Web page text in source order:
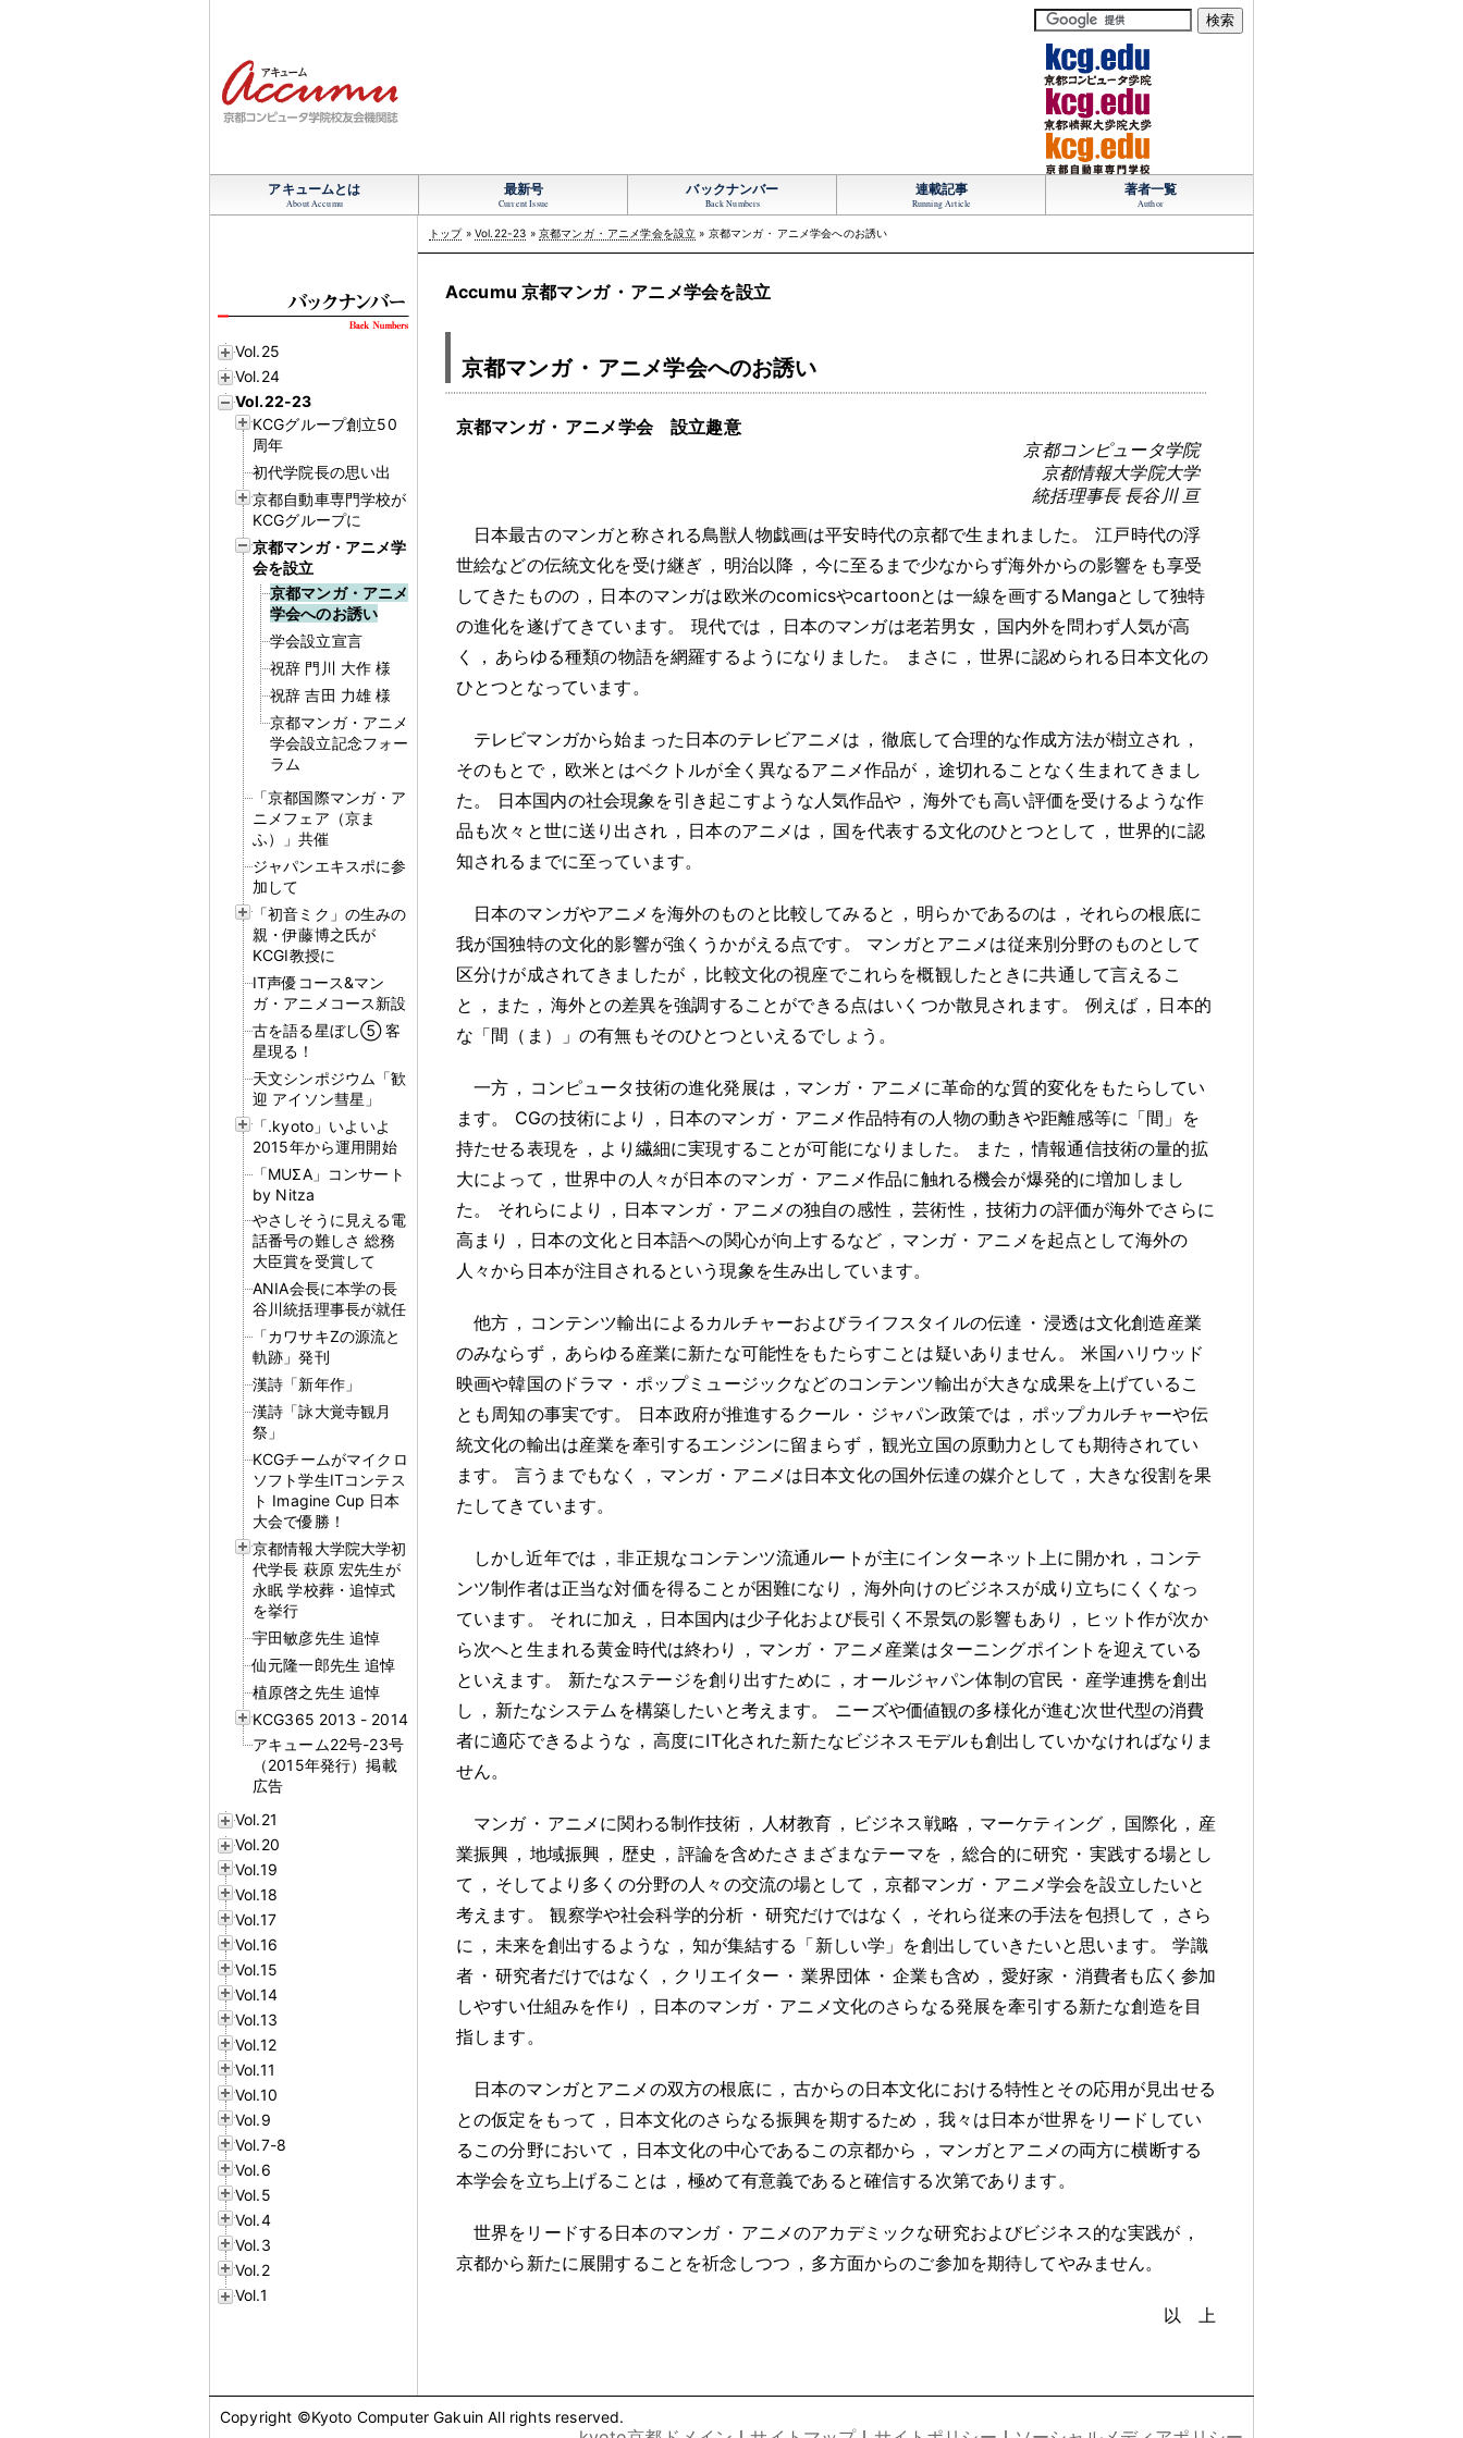
アキュームとは
About Accumu
最新号
Current Issue
バックナンバー
Back Numbers
連載記事
Running Article
著者一覧
Author
Vol.25
Vol.24
Vol.22-23
KCGグループ創立50
周年
初代学院長の思い出
京都自動車専門学校が
KCGグループに
京都マンガ・アニメ学
会を設立
京都マンガ・アニメ
学会へのお誘い
学会設立宣言
祝辞 門川 大作 様
祝辞 吉田 力雄 様
京都マンガ・アニメ
学会設立記念フォー
ラム
「京都国際マンガ・ア
ニメフェア（京ま
ふ）」共催
ジャパンエキスポに参
加して
「初音ミク」の生みの
親・伊藤博之氏が
KCGI教授に
IT声優コース&マン
ガ・アニメコース新設
古を語る星ぼし⑤ 客
星現る！
天文シンポジウム「歓
迎 アイソン彗星」
「.kyoto」いよいよ
2015年から運用開始
「MUΣA」コンサート
by Nitza
やさしそうに見える電
話番号の難しさ 総務
大臣賞を受賞して
ANIA会長に本学の長
谷川統括理事長が就任
「カワサキZの源流と
軌跡」発刊
漢詩「新年作」
漢詩「詠大覚寺観月
祭」
KCGチームがマイクロ
ソフト学生ITコンテス
ト Imagine Cup 日本
大会で優勝！
京都情報大学院大学初
代学長 萩原 宏先生が
永眠 学校葬・追悼式
を挙行
宇田敏彦先生 追悼
仙元隆一郎先生 追悼
植原啓之先生 追悼
KCG365 2013 - 2014
アキューム22号-23号
（2015年発行）掲載
広告
Vol.21
Vol.20
Vol.19
Vol.18
Vol.17
Vol.16
Vol.15
Vol.14
Vol.13
Vol.12
Vol.11
Vol.10
Vol.9
Vol.7-8
Vol.6
Vol.5
Vol.4
Vol.3
Vol.2
Vol.1
トップ» Vol.22-23 » 京都マンガ ・ アニメ学会を設立 » 京都マンガ ・ アニメ学会へのお誘い
Accumu 京都マンガ ・ アニメ学会を設立
京都マンガ・ アニメ学会へのお誘い
京都マンガ ・ アニメ学会 設立趣意
京都コンピュータ学院
京都情報大学院大学
統括理事長 長谷川 亘
日本最古のマンガと称される鳥獣人物戯画は平安時代の京都で生まれました。
江戸時代の浮
世絵などの伝統文化を受け継ぎ ， 明治以降 ， 今に至るまで少なからず海外からの影響をも享受
してきたものの ， 日本のマンガは欧米のcomicsやcartoonとは一線を画するMangaとして独特
の進化を遂げてきています。 現代では ， 日本のマンガは老若男女 ， 国内外を問わず人気が高
く
， あらゆる種類の物語を網羅するようになりました。 まさに ， 世界に認められる日本文化の
ひとつとなっています。
テレビマンガから始まった日本のテレビアニメは ， 徹底して合理的な作成方法が樹立され ，
そのもとで ， 欧米とはベクトルが全く異なるアニメ作品が ， 途切れることなく生まれてきまし
た。 日本国内の社会現象を引き起こすような人気作品や ， 海外でも高い評価を受けるような作
品も次々と世に送り出され ， 日本のアニメは ， 国を代表する文化のひとつとして ， 世界的に認
知されるまでに至っています。
日本のマンガやアニメを海外のものと比較してみると ， 明らかであるのは ， それらの根底に
我が国独特の文化的影響が強くうかがえる点です。
マンガとアニメは従来別分野のものとして
区分けが成されてきましたが ， 比較文化の視座でこれらを概観したときに共通して言えるこ
と ， また ， 海外との差異を強調することができる点はいくつか散見されます。 例えば ， 日本的
な「間（ま）」の有無もそのひとつといえるでしょう 。
一方 ， コンピュータ技術の進化発展は ， マンガ ・ アニメに革命的な質的変化をもたらしてい
ます。 CGの技術により ， 日本のマンガ ・ アニメ作品特有の人物の動きや距離感等に「間」を
持たせる表現を ， より繊細に実現することが可能になりました。 また ， 情報通信技術の量的拡
大によって ， 世界中の人々が日本のマンガ ・ アニメ作品に触れる機会が爆発的に増加しまし
た。 それらにより ， 日本マンガ ・ アニメの独自の感性 ， 芸術性 ， 技術力の評価が海外でさらに
高まり
， 日本の文化と日本語への関心が向上するなど ， マンガ ・ アニメを起点として海外の
人々から日本が注目されるという現象を生み出しています。
他方 ， コンテンツ輸出によるカルチャーおよびライフスタイルの伝達 ・ 浸透は文化創造産業
のみならず ， あらゆる産業に新たな可能性をもたらすことは疑いありません。
米国ハリウッド
映画や韓国のドラマ ・ ポップミュージックなどのコンテンツ輸出が大きな成果を上げているこ
とも周知の事実です。 日本政府が推進するクール ・ ジャパン政策では ， ポップカルチャーや伝
統文化の輸出は産業を牽引するエンジンに留まらず ， 観光立国の原動力としても期待されてい
ます。 言うまでもなく ， マンガ ・ アニメは日本文化の国外伝達の媒介として ， 大きな役割を果
たしてきています。
しかし近年では ， 非正規なコンテンツ流通ルートが主にインターネット上に開かれ ， コンテ
ンツ制作者は正当な対価を得ることが困難になり
， 海外向けのビジネスが成り立ちにくくなっ
ています。 それに加え ， 日本国内は少子化および長引く不景気の影響もあり ， ヒット作が次か
ら次へと生まれる黄金時代は終わり
， マンガ ・ アニメ産業はターニングポイントを迎えている
といえます。 新たなステージを創り出すために ， オールジャパン体制の官民 ・ 産学連携を創出
し ， 新たなシステムを構築したいと考えます。
ニーズや価値観の多様化が進む次世代型の消費
者に適応できるような ， 高度にIT化された新たなビジネスモデルも創出していかなければなりま
せん。
マンガ ・ アニメに関わる制作技術 ， 人材教育 ， ビジネス戦略 ， マーケティング ， 国際化 ， 産
業振興 ， 地域振興 ， 歴史 ， 評論を含めたさまざまなテーマを ， 総合的に研究 ・ 実践する場とし
て ， そしてより多くの分野の人々の交流の場として ， 京都マンガ ・ アニメ学会を設立したいと
考えます。 観察学や社会科学的分析 ・ 研究だけではなく ， それら従来の手法を包摂して ， さら
に ， 未来を創出するような ， 知が集結する「新しい学」を創出していきたいと思います。
学識
者 ・ 研究者だけではなく ， クリエイター ・ 業界団体 ・ 企業も含め ， 愛好家 ・ 消費者も広く参加
しやすい仕組みを作り
， 日本のマンガ ・ アニメ文化のさらなる発展を牽引する新たな創造を目
指します。
日本のマンガとアニメの双方の根底に ， 古からの日本文化における特性とその応用が見出せる
との仮定をもって ， 日本文化のさらなる振興を期するため ， 我々は日本が世界をリードしてい
るこの分野において ， 日本文化の中心であるこの京都から ， マンガとアニメの両方に横断する
本学会を立ち上げることは ， 極めて有意義であると確信する次第であります。
世界をリードする日本のマンガ ・ アニメのアカデミックな研究およびビジネス的な実践が ，
京都から新たに展開することを祈念しつつ ， 多方面からのご参加を期待してやみません。
以 上
Copyright ©Kyoto Computer Gakuin All rights reserved.